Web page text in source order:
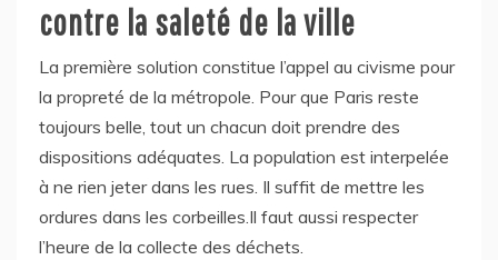
contre la saleté de la ville
La première solution constitue l’appel au civisme pour
la propreté de la métropole. Pour que Paris reste
toujours belle, tout un chacun doit prendre des
dispositions adéquates. La population est interpelée
à ne rien jeter dans les rues. Il suffit de mettre les
ordures dans les corbeilles.Il faut aussi respecter
l’heure de la collecte des déchets.